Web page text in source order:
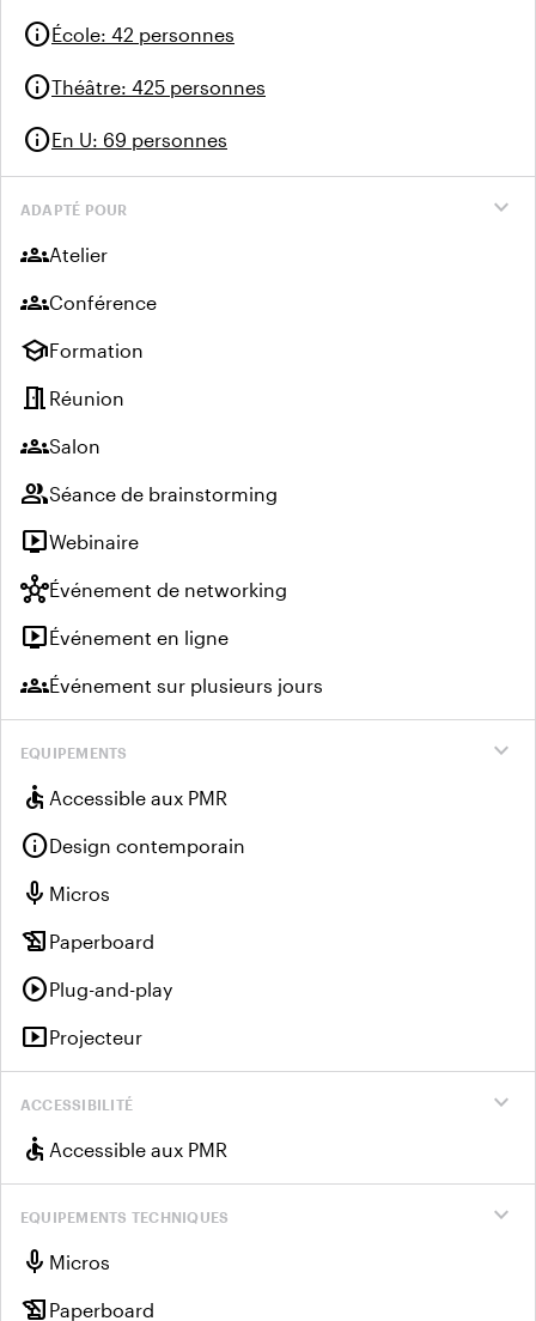
infoÉcole: 42 personnes
infoThéâtre: 425 personnes
infoEn U: 69 personnes
expand_more
ADAPTÉ POUR
groupsAtelier
groupsConférence
schoolFormation
meeting_room Réunion
groupsSalon
groupSéance de brainstorming
live_tvWebinaire
hubÉvénement de networking
live_tvÉvénement en ligne
groupsÉvénement sur plusieurs jours
expand_more
EQUIPEMENTS
accessible Accessible aux PMR
infoDesign contemporain
mic Micros
history_edu Paperboard
play_circlePlug-and-play
smart_displayProjecteur
expand_more
ACCESSIBILITÉ
accessible Accessible aux PMR
expand_more
EQUIPEMENTS TECHNIQUES
mic Micros
history_edu Paperboard